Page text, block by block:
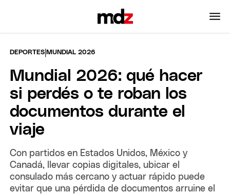
DEPORTES |MUNDIAL 2026
Mundial 2026: qué hacer
si perdés o te roban los
documentos durante el
viaje
Con partidos en Estados Unidos, México y
Canadá, llevar copias digitales, ubicar el
consulado más cercano y actuar rápido puede
evitar que una pérdida de documentos arruine el